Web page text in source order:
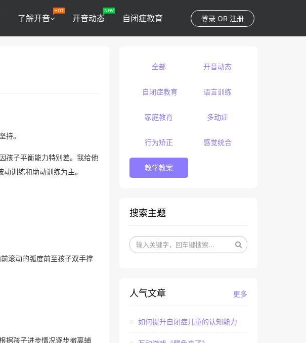
登录 OR 注册
了解开音 开音动态 自闭症教育
持。
孩子平衡能力特别差。我给他
训练和助动训练为主。
滚动的弧度前至孩子双手撑
据孩子进步情况逐步撤离辅
全部 开音动态
自闭症教育 语言训练
家庭教育 多动症
行为矫正 感觉统合
教学教案
搜索主题
更多
人气文章
如何提升自闭症儿童的认知能力